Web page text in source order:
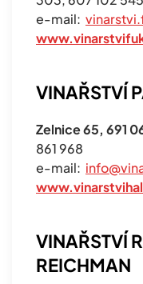
e-mail:
VINAŘSTVÍ
Zelnice 65, 691
861 968
e-mail:
VINAŘSTVÍ
REICHMAN